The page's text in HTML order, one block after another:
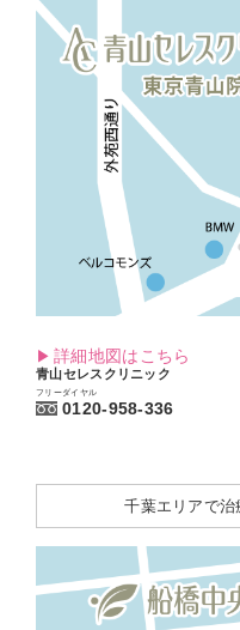
詳細地図はこちら
青山セレスクリニック
フリーダイヤル
0120-958-336
千葉エリアで治